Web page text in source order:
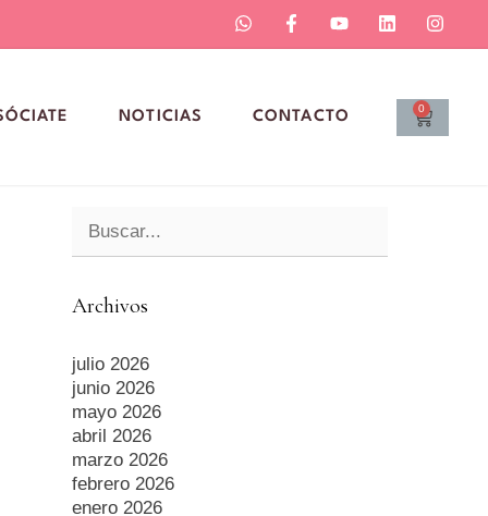
NOTICIAS CONTACTO
0
Archivos
julio 2026
junio 2026
mayo 2026
abril 2026
marzo 2026
febrero 2026
enero 2026